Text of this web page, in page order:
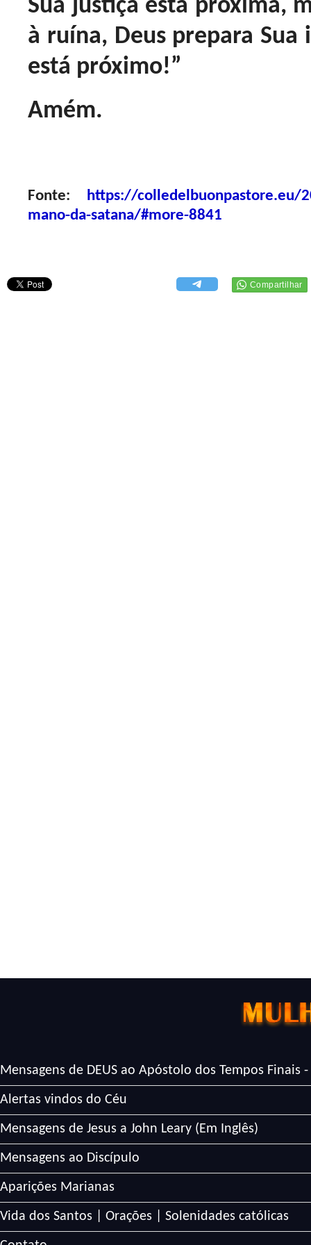
Sua justiça está próxima,
à ruína, Deus prepara Sua
está próximo!”
Amém.
Fonte:
https://colledelbuonpastore.eu/
mano-da-satana/#more-8841
Mensagens de DEUS ao Apóstolo dos Tempos Finais -
Alertas vindos do Céu
Mensagens de Jesus a John Leary (Em Inglês)
Mensagens ao Discípulo
Aparições Marianas
Vida dos Santos | Orações | Solenidades católicas